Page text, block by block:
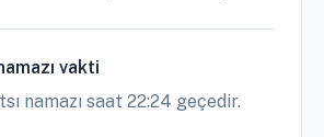
vakti
namazı saat 22:24 geçedir.